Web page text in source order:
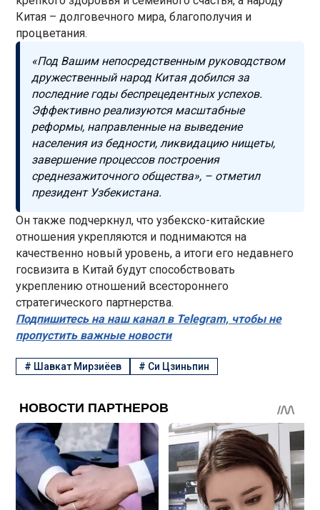
Китая – долговечного мира, благополучия и
процветания.
«Под Вашим непосредственным руководством
дружественный народ Китая добился за
последние годы беспрецедентных успехов.
Эффективно реализуются масштабные
реформы, направленные на выведение
населения из бедности, ликвидацию нищеты,
завершение процессов построения
среднезажиточного общества», – отметил
президент Узбекистана.
Он также подчеркнул, что узбекско-китайские
отношения укрепляются и поднимаются на
качественно новый уровень, а итоги его недавнего
госвизита в Китай будут способствовать
укреплению отношений всестороннего
стратегического партнерства.
Подпишитесь на наш канал в Telegram, чтобы не
пропустить важные новости
# Шавкат Мирзиёев # Си Цзиньпин